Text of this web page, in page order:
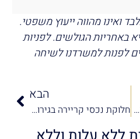
ואינו מהווה ייעוץ משפטי.
באחריות הגולשים. לפניות
לפנות למשרדנו לשיחה
מזונות ילדים במשמורת משותפת: כל מה שצריך לדעת על המהפכה של פסק דין 919/15
הבא
חלוקת נכסי קריירה בגירושין